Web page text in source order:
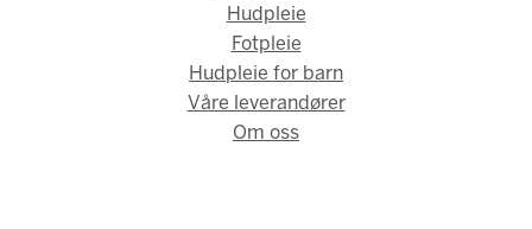
Hudpleie
Fotpleie
Hudpleie for barn
Våre leverandører
Om oss